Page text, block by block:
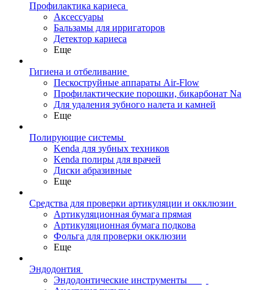
Профилактика кариеса
Аксессуары
Бальзамы для ирригаторов
Детектор кариеса
Еще
Гигиена и отбеливание
Пескоструйные аппараты Air-Flow
Профилактические порошки, бикарбонат Na
Для удаления зубного налета и камней
Еще
Полирующие системы
Kenda для зубных техников
Kenda полиры для врачей
Диски абразивные
Еще
Средства для проверки артикуляции и окклюзии
Артикуляционная бумага прямая
Артикуляционная бумага подкова
Фольга для проверки окклюзии
Еще
Эндодонтия
Эндодонтические инструменты